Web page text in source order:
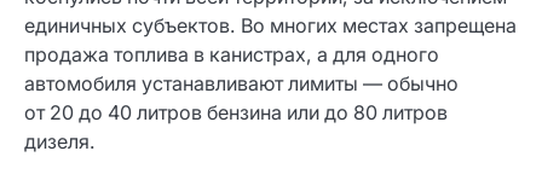
единичных субъектов. Во многих местах запрещена
продажа топлива в канистрах, а для одного
автомобиля устанавливают лимиты — обычно
от 20 до 40 литров бензина или до 80 литров
дизеля.